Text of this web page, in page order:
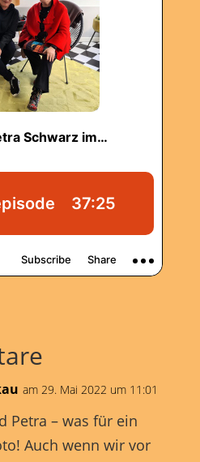
am 29. Mai 2022 um 11:01
Petra – was für ein
Auch wenn wir vor